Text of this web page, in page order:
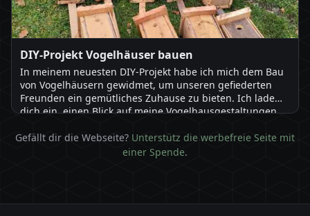
DIY-Projekt Vogelhäuser bauen
In meinem neuesten DIY-Projekt habe ich mich dem Bau
von Vogelhäusern gewidmet, um unseren gefiederten
Freunden ein gemütliches Zuhause zu bieten. Ich lade
dich ein, einen Blick auf meine Vogelhausgestaltungen
inspirieren zu lassen.
Gefällt dir die Webseite? Unterstütz die werbefreie Seite mit
einer Spende.